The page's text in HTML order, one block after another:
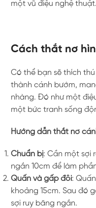
một vũ điệu nghệ thuật.
Cách thắt nơ
Có thể bạn sẽ thích
thành cánh bướm,
nhàng. Đó như một
một bức tranh sống
Hướng dẫn thắt nơ
Chuẩn bị: Cần một sợi
ngắn 10cm để làm
Quấn và gấp đôi:
khoảng 15cm. Sau đó
sợi ruy băng ngắn.